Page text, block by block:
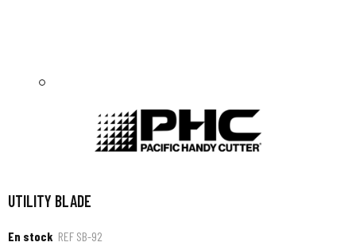
UTILITY BLADE
En stock REF SB-92